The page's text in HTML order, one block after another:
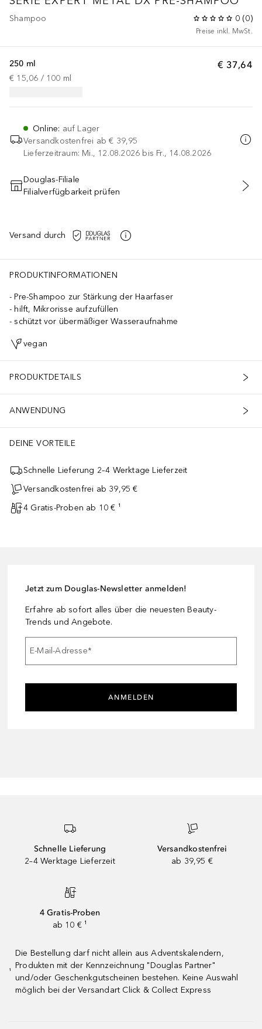
Shampoo 0 (0)
Preise inkl. MwSt.
€ 37,64
250 ml
€ 15,06 / 100 ml
Online: auf Lager
Versandkostenfrei ab € 39,95
Lieferzeitraum: Mi., 12.08.2026 bis Fr., 14.08.2026
IN DEN WARENKORB
Douglas-Filiale
Filialverfügbarkeit prüfen
Versand durch
PRODUKTINFORMATIONEN
Pre-Shampoo zur Stärkung der Haarfaser
hilft, Mikrorisse aufzufüllen
schützt vor übermäßiger Wasseraufnahme
vegan
PRODUKTDETAILS
ANWENDUNG
DEINE VORTEILE
Schnelle Lieferung 2–4 Werktage Lieferzeit
Versandkostenfrei ab 39,95 €
4 Gratis-Proben ab 10 € ¹
Jetzt zum Douglas-Newsletter anmelden!
Erfahre ab sofort alles über die neuesten Beauty-
Trends und Angebote.
E-Mail-Adresse*
ANMELDEN
Schnelle Lieferung
2–4 Werktage Lieferzeit
Versandkostenfrei
ab 39,95 €
4 Gratis-Proben
ab 10 € ¹
¹
Die Bestellung darf nicht allein aus Adventskalendern,
Produkten mit der Kennzeichnung "Douglas Partner"
und/oder Geschenkgutscheinen bestehen. Keine Auswahl
möglich bei der Versandart Click & Collect Express